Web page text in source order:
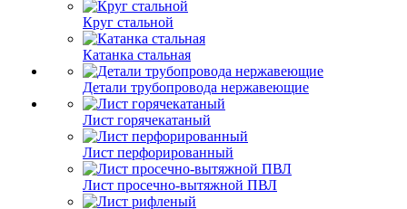
Круг стальной
Катанка стальная
Детали трубопровода нержавеющие
Лист горячекатаный
Лист перфорированный
Лист просечно-вытяжной ПВЛ